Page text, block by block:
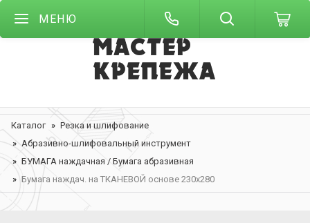
МЕНЮ
Каталог
Резка и шлифование
Абразивно-шлифовальный инструмент
БУМАГА наждачная / Бумага абразивная
Бумага наждач. на ТКАНЕВОЙ основе 230х280